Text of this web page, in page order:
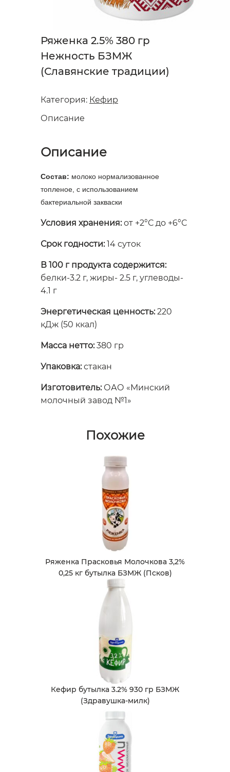
Ряженка 2.5% 380 гр
Нежность БЗМЖ
(Славянские традиции)
Категория: Кефир
Описание
Описание
Состав: молоко нормализованное
топленое, с использованием
бактериальной закваски
Условия хранения:от +2°С до +6°С
Срок годности:14 суток
В 100 г продукта содержится:
белки-3.2 г, жиры- 2.5 г, углеводы-
4.1 г
Энергетическая ценность:220
кДж (50 ккал)
Масса нетто:380 гр
Упаковка:стакан
Изготовитель:ОАО «Минский
молочный завод №1»
Похожие
Ряженка Прасковья Молочкова 3,2%
0,25 кг бутылка БЗМЖ (Псков)
Кефир бутылка 3.2% 930 гр БЗМЖ
(Здравушка-милк)